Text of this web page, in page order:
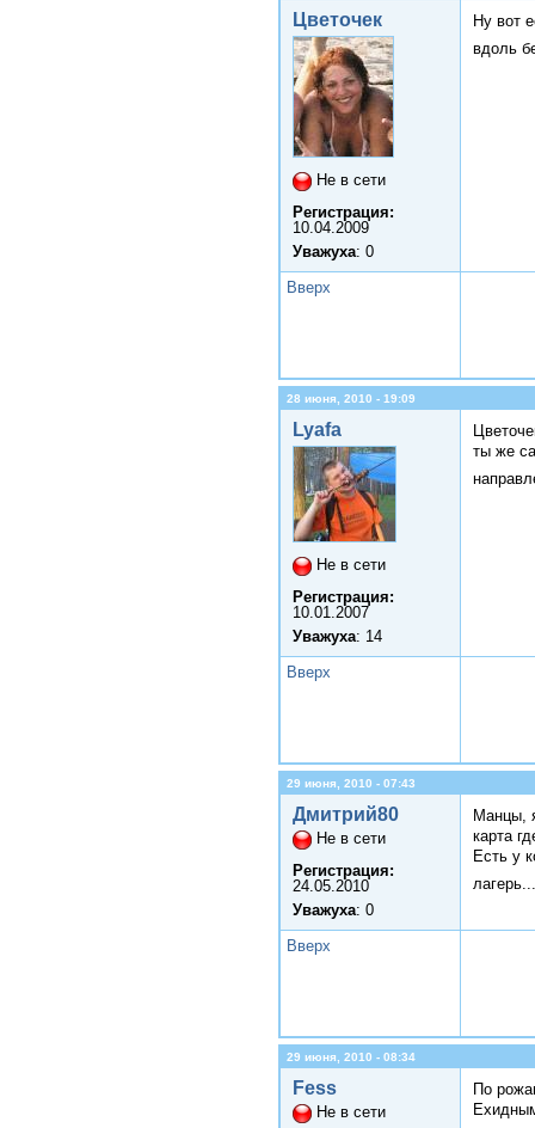
Цветочек
Не в сети
Регистрация:
10.04.2009
Уважуха: 0
Ну вот
вдоль
Вверх
28 июня, 2010 - 19:09
Lyafa
Не в сети
Регистрация:
10.01.2007
Уважуха: 14
ты же
Вверх
29 июня, 2010 - 07:43
Дмитрий80
Не в сети
Регистрация:
24.05.2010
Уважуха: 0
Манцы,
карта
Есть у
Вверх
29 июня, 2010 - 08:34
Fess
Не в сети
По